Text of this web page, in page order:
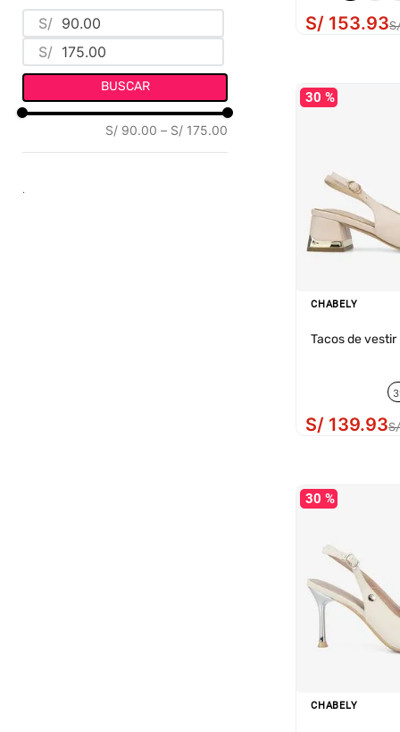
S/
S/
BUSCAR
S/ 90.00 – S/ 175.00
.
S/ 153.93
30 %
CHABELY
Tacos de vestir
S/ 139.93S/
30 %
CHABELY